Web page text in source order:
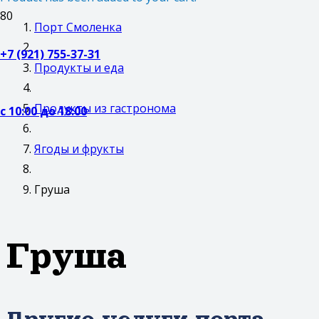
+7 (921) 755-37-31
с 10:00 до 18:00
Порт Смоленка
Продукты и еда
Продукты из гастронома
Ягоды и фрукты
Груша
Груша